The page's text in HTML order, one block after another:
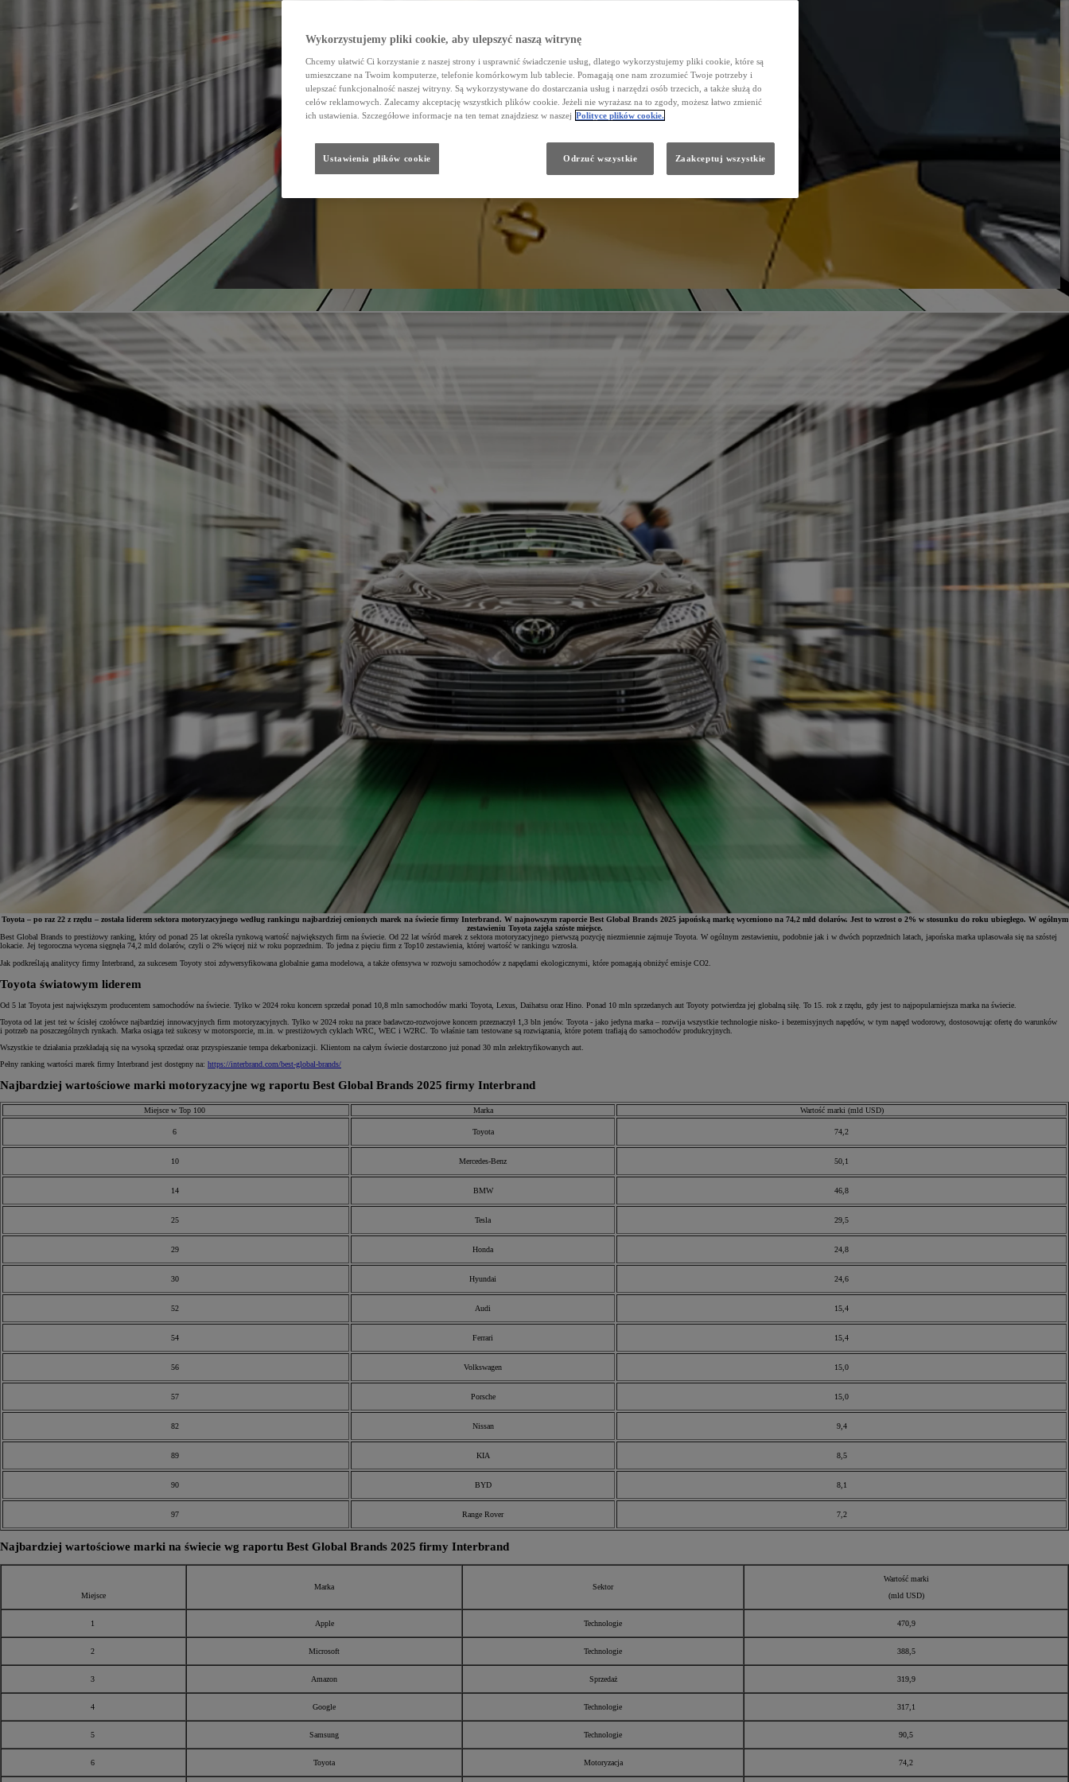
Od81 900 zł
Yaris Cross
Toyota – po raz 22 z rzędu – została liderem sektora motoryzacyjnego według rankingu najbardziej cenionych marek na świecie firmy Interbrand. W najnowszym raporcie Best Global Brands 2025 japońską markę wyceniono na 74,2 mld dolarów. Jest to wzrost o 2% w stosunku do roku ubiegłego. W ogólnym
zestawieniu Toyota zajęła szóste miejsce.
Best Global Brands to prestiżowy ranking, który od ponad 25 lat określa rynkową wartość największych firm na świecie. Od 22 lat wśród marek z sektora motoryzacyjnego pierwszą pozycję niezmiennie zajmuje Toyota. W ogólnym zestawieniu, podobnie jak i w dwóch poprzednich latach, japońska marka uplasowała się na szóstej
lokacie. Jej tegoroczna wycena sięgnęła 74,2 mld dolarów, czyli o 2% więcej niż w roku poprzednim. To jedna z pięciu firm z Top10 zestawienia, której wartość w rankingu wzrosła.
Jak podkreślają analitycy firmy Interbrand, za sukcesem Toyoty stoi zdywersyfikowana globalnie gama modelowa, a także ofensywa w rozwoju samochodów z napędami ekologicznymi, które pomagają obniżyć emisje CO2.
Toyota światowym liderem
Od 5 lat Toyota jest największym producentem samochodów na świecie. Tylko w 2024 roku koncern sprzedał ponad 10,8 mln samochodów marki Toyota, Lexus, Daihatsu oraz Hino. Ponad 10 mln sprzedanych aut Toyoty potwierdza jej globalną siłę. To 15. rok z rzędu, gdy jest to najpopularniejsza marka na świecie.
Toyota od lat jest też w ścisłej czołówce najbardziej innowacyjnych firm motoryzacyjnych. Tylko w 2024 roku na prace badawczo-rozwojowe koncern przeznaczył 1,3 bln jenów. Toyota - jako jedyna marka – rozwija wszystkie technologie nisko- i bezemisyjnych napędów, w tym napęd wodorowy, dostosowując ofertę do warunków
i potrzeb na poszczególnych rynkach. Marka osiąga też sukcesy w motorsporcie, m.in. w prestiżowych cyklach WRC, WEC i W2RC. To właśnie tam testowane są rozwiązania, które potem trafiają do samochodów produkcyjnych.
Wszystkie te działania przekładają się na wysoką sprzedaż oraz przyspieszanie tempa dekarbonizacji. Klientom na całym świecie dostarczono już ponad 30 mln zelektryfikowanych aut.
Pełny ranking wartości marek firmy Interbrand jest dostępny na: https://interbrand.com/best-global-brands/
Najbardziej wartościowe marki motoryzacyjne wg raportu Best Global Brands 2025 firmy Interbrand
Miejsce w Top 100 Marka Wartość marki (mld USD)
6 Toyota 74,2
10 Mercedes-Benz 50,1
14 BMW 46,8
25 Tesla 29,5
29 Honda 24,8
30 Hyundai 24,6
52 Audi 15,4
54 Ferrari 15,4
56 Volkswagen 15,0
57 Porsche 15,0
82 Nissan 9,4
89 KIA 8,5
90 BYD 8,1
97 Range Rover 7,2
Najbardziej wartościowe marki na świecie wg raportu Best Global Brands 2025 firmy Interbrand
Miejsce
Marka Sektor
Wartość marki
(mld USD)
1 Apple Technologie 470,9
2 Microsoft Technologie 388,5
3 Amazon Sprzedaż 319,9
4 Google Technologie 317,1
5 Samsung Technologie 90,5
6 Toyota Motoryzacja 74,2
Wykorzystujemy pliki cookie, aby ulepszyć naszą witrynę
Chcemy ułatwić Ci korzystanie z naszej strony i usprawnić świadczenie usług, dlatego wykorzystujemy pliki cookie, które są
umieszczane na Twoim komputerze, telefonie komórkowym lub tablecie. Pomagają one nam zrozumieć Twoje potrzeby i
ulepszać funkcjonalność naszej witryny. Są wykorzystywane do dostarczania usług i narzędzi osób trzecich, a także służą do
celów reklamowych. Zalecamy akceptację wszystkich plików cookie. Jeżeli nie wyrażasz na to zgody, możesz łatwo zmienić
ich ustawienia. Szczegółowe informacje na ten temat znajdziesz w naszej Polityce plików cookie.
Ustawienia plików cookie Odrzuć wszystkie Zaakceptuj wszystkie